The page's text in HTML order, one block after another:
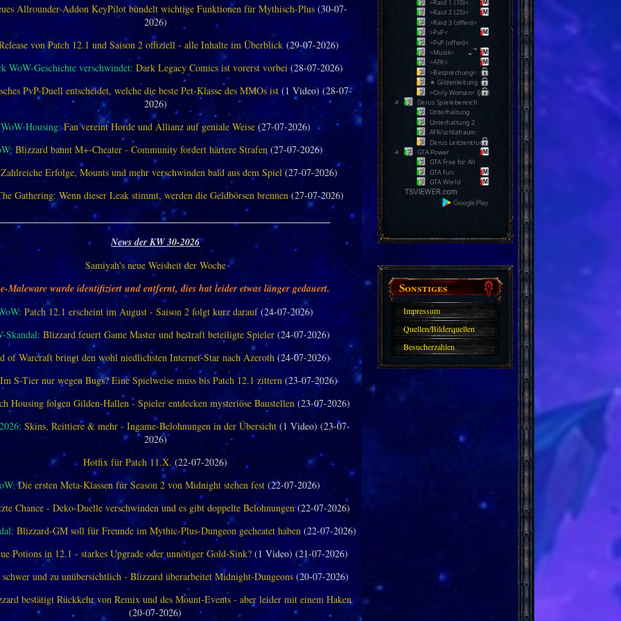
>Raid 1 (10)<
>Raid 2 (25)<
>Raid 3 (offen)<
>PvP<
>PvP (offen)<
>Musik<
>AFK<
>Besprechung<
★ Gildenleitung ★
>Only Woman< Ƹ̵̡Ӝ̵̨̄Ʒ
Derus Spielebereich
Unterhaltung
Unterhaltung 2
AFK/schlafraum
Derus Leitzentrum
GTA Power
GTA Free for All
GTA Fun
GTA World
Sonstiges
Impressum
Quellen/Bilderquellen
Besucherzahlen
Allrounder-Addon KeyPilot bündelt wichtige Funktionen für Mythisch-Plus (30-07-
2026)
von Patch 12.1 und Saison 2 offiziell - alle Inhalte im Überblick (29-07-2026)
WoW-Geschichte verschwindet: Dark Legacy Comics ist vorerst vorbei (28-07-2026)
PvP-Duell entscheidet, welche die beste Pet-Klasse des MMOs ist(1 Video) (28-07-
2026)
WoW-Housing: Fan vereint Horde und Allianz auf geniale Weise(27-07-2026)
Blizzard bannt M+-Cheater - Community fordert härtere Strafen (27-07-2026)
Zahlreiche Erfolge, Mounts und mehr verschwinden bald aus dem Spiel (27-07-2026)
Gathering: Wenn dieser Leak stimmt, werden die Geldbörsen brennen (27-07-2026)
News der KW 30-2026
Samiyah's neue Weisheit der Woche
Maleware wurde identifiziert und entfernt, dies hat leider etwas länger gedauert.
Patch 12.1 erscheint im August - Saison 2 folgt kurz darauf(24-07-2026)
Skandal: Blizzard feuert Game Master und bestraft beteiligte Spieler(24-07-2026)
of Warcraft bringt den wohl niedlichsten Internet-Star nach Azeroth (24-07-2026)
Im S-Tier nur wegen Bugs? Eine Spielweise muss bis Patch 12.1 zittern (23-07-2026)
Housing folgen Gilden-Hallen - Spieler entdecken mysteriöse Baustellen (23-07-2026)
Skins, Reittiere & mehr - Ingame-Belohnungen in der Übersicht (1 Video) (23-07-
2026)
Hotfix für Patch 11.X. (22-07-2026)
Die ersten Meta-Klassen für Season 2 von Midnight stehen fest(22-07-2026)
Chance - Deko-Duelle verschwinden und es gibt doppelte Belohnungen(22-07-2026)
Blizzard-GM soll für Freunde im Mythic-Plus-Dungeon gecheatet haben (22-07-2026)
Potions in 12.1 - starkes Upgrade oder unnötiger Gold-Sink? (1 Video) (21-07-2026)
und zu unübersichtlich - Blizzard überarbeitet Midnight-Dungeons (20-07-2026)
bestätigt Rückkehr von Remix und des Mount-Events - aber leider mit einem Haken
(20-07-2026)